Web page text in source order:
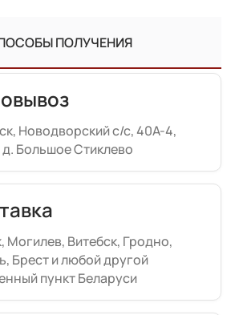
ПОЛУЧЕНИЯ
Новодворский с/с, 40А-4,
Большое Стиклево
Могилев, Витебск, Гродно,
Брест и любой другой
пункт Беларуси